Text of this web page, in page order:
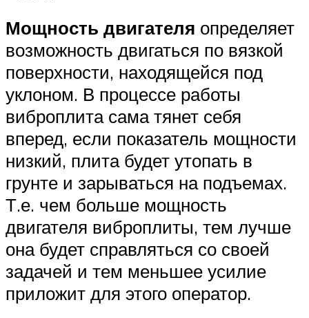
Мощность двигателя определяет
возможность двигаться по вязкой
поверхности, находящейся под
уклоном. В процессе работы
виброплита сама тянет себя
вперед, если показатель мощности
низкий, плита будет утопать в
грунте и зарываться на подъемах.
Т.е. чем больше мощность
двигателя виброплиты, тем лучше
она будет справляться со своей
задачей и тем меньшее усилие
приложит для этого оператор.